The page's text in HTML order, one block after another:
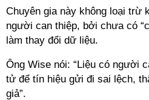
Chuyên gia này không loại trừ
người can thiệp, bởi chưa có
làm thay đổi dữ liệu.
Ông Wise nói: “Liệu có người
tử để tín hiệu gửi đi sai lệch,
giả”.